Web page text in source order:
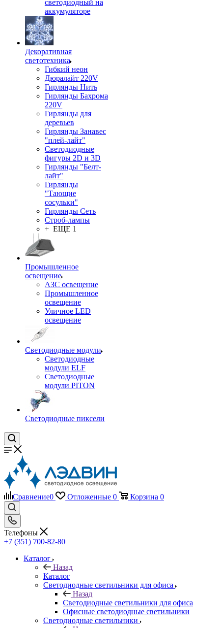
светодиодный на
аккумуляторе
Декоративная
светотехника
Гибкий неон
Дюралайт 220V
Гирлянды Нить
Гирлянды Бахрома
220V
Гирлянды для
деревьев
Гирлянды Занавес
"плей-лайт"
Светодиодные
фигуры 2D и 3D
Гирлянды "Белт-
лайт"
Гирлянды
"Тающие
сосульки"
Гирлянды Сеть
Строб-лампы
+ ЕЩЕ 1
Промышленное
освещение
АЗС освещение
Промышленное
освещение
Уличное LED
освещение
Светодиодные модули
Светодиодные
модули ELF
Светодиодные
модули PITON
Светодиодные пиксели
Сравнение0 Отложенные 0 Корзина 0
Телефоны
+7 (351) 700-82-80
Каталог
Назад
Каталог
Светодиодные светильники для офиса
Назад
Светодиодные светильники для офиса
Офисные светодиодные светильники
Светодиодные светильники